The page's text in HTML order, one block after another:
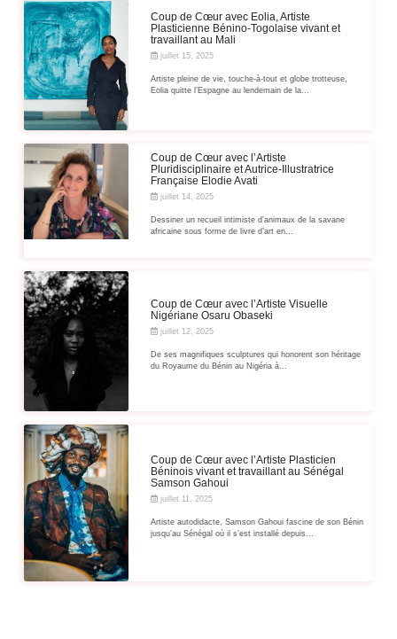
Coup de Cœur avec Eolia, Artiste
Plasticienne Bénino-Togolaise vivant et
travaillant au Mali
juillet 15, 2025
Artiste pleine de vie, touche-à-tout et globe trotteuse,
Eolia quitte l’Espagne au lendemain de la...
Coup de Cœur avec l’Artiste
Pluridisciplinaire et Autrice-Illustratrice
Française Elodie Avati
juillet 14, 2025
Dessiner un recueil intimiste d’animaux de la savane
africaine sous forme de livre d’art en...
Coup de Cœur avec l’Artiste Visuelle
Nigériane Osaru Obaseki
juillet 12, 2025
De ses magnifiques sculptures qui honorent son héritage
du Royaume du Bénin au Nigéria à...
Coup de Cœur avec l’Artiste Plasticien
Béninois vivant et travaillant au Sénégal
Samson Gahoui
juillet 11, 2025
Artiste autodidacte, Samson Gahoui fascine de son Bénin
jusqu’au Sénégal où il s’est installé depuis...